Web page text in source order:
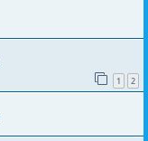
1 2